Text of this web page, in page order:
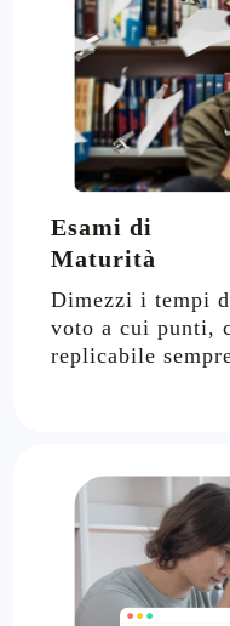
Esami di
Maturità
Dimezzi i tempi
voto a cui punti,
replicabile